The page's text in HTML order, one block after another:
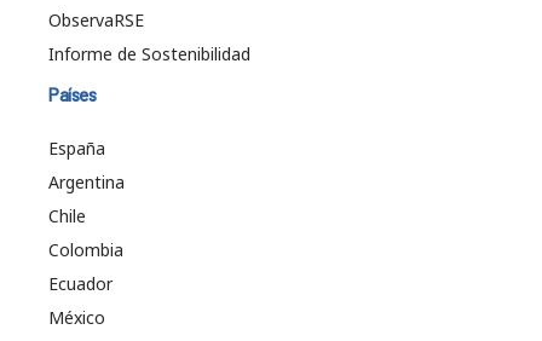
ObservaRSE
Informe de Sostenibilidad
Países
España
Argentina
Chile
Colombia
Ecuador
México